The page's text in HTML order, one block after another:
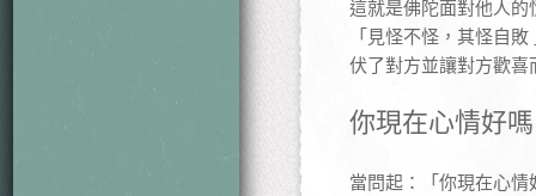
這就是佛陀面對他人
「見怪不怪，其怪自
伏了對方並讓對方歡
你現在心情好
當問起：「你現在心